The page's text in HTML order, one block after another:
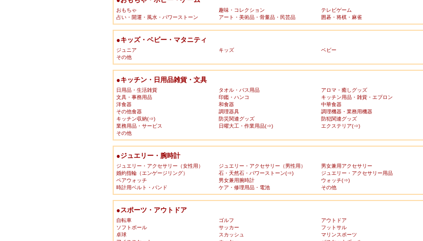
おもちゃ 趣味・コレクション テレビゲーム
占い・開運・風水・パワーストーン
アート・美術品・骨董品・民芸品 囲碁・将棋・麻雀
●キッズ・ベビー・マタニティ
ジュニア キッズ ベビー
その他
●キッチン・日用品雑貨・文具
日用品・生活雑貨 タオル・バス用品 アロマ・癒しグッズ
文具・事務用品
印鑑・ハンコ キッチン用品・雑貨・エプロン
洋食器
和食器 中華食器
その他食器
調理器具 調理機器・業務用機器
キッチン収納(⇒)
防災関連グッズ 防犯関連グッズ
業務用品・サービス
日曜大工・作業用品(⇒) エクステリア(⇒)
その他
●ジュエリー・腕時計
ジュエリー・アクセサリー（女性用） ジュエリー・アクセサリー（男性用） 男女兼用アクセサリー
婚約指輪（エンゲージリング）
石・天然石・パワーストーン(⇒) ジュエリー・アクセサリー用品
ペアウォッチ
男女兼用腕時計 ウォッチ(⇒)
時計用ベルト・バンド
ケア・修理用品・電池 その他
●スポーツ・アウトドア
自転車 ゴルフ アウトドア
ソフトボール
サッカー フットサル
卓球
スカッシュ マリンスポーツ